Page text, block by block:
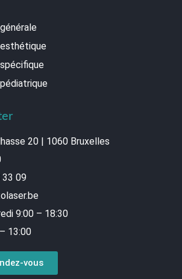
20 | 1060 Bruxelles
09
9:00 – 18:30
13:00
vous